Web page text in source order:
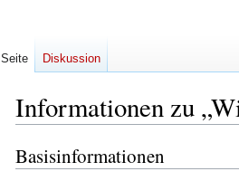
Informationen zu
Zur
Navigation
Zur
Suche
Basisinformationen
Seite Diskussion